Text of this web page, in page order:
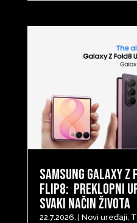
Samsung Galaxy
Flip8: Preklopni
svaki način života
22.7.2026. Novi uređaji,